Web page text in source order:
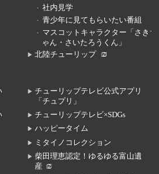
社内見学
青少年に見てもらいたい番組
マスコットキャラクター「さきち
ゃん・さいたろうくん」
北陸チューリップ
チューリップテレビ公式アプリ
「チュプリ」
チューリップテレビ×SDGs
ハッピータイム
ミタイノコレクション
柴田理恵認定！ゆるゆる富山遺
産